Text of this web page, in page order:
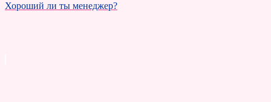
Хороший ли ты менеджер?